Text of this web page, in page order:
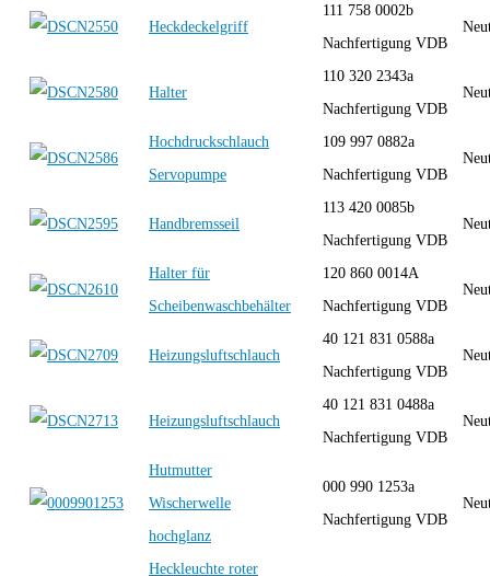
Heckdeckelgriff
111 758 0002b
Nachfertigung VDB
Halter
110 320 2343a
Nachfertigung VDB
Hochdruckschlauch
Servopumpe
109 997 0882a
Nachfertigung VDB
Handbremsseil
113 420 0085b
Nachfertigung VDB
Halter für
Scheibenwaschbehälter
120 860 0014A
Nachfertigung VDB
Heizungsluftschlauch
40 121 831 0588a
Nachfertigung VDB
Heizungsluftschlauch
40 121 831 0488a
Nachfertigung VDB
Hutmutter
Wischerwelle
hochglanz
000 990 1253a
Nachfertigung VDB
Heckleuchte roter